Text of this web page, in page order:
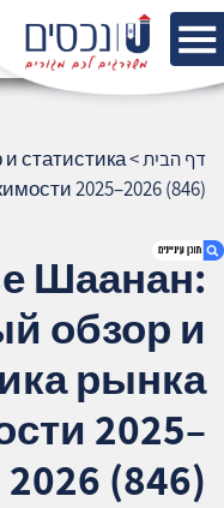
подробный обзор и
недвижимости 2025–
2026 (846)
2. אודות U נכסים
3. שאלתם ? ענינו !
דף הבית>
статистика
2025–2026 (846)
Шаанан:
обзор и
рынка
2025–
2026 (846)